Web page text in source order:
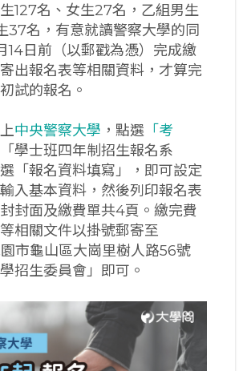
127名、女生27名，乙組男生
37名，有意就讀警察大學的同
14日前（以郵戳為憑）完成繳
出報名表等相關資料，才算完
試的報名。
中央警察大學 ，點選 「考
「學士班四年制招生報名系
「報名資料填寫」，即可設定
入基本資料，然後列印報名表
封面及繳費單共4頁。繳完費
相關文件以掛號郵寄至
園市龜山區大崗里樹人路56號
招生委員會」即可。